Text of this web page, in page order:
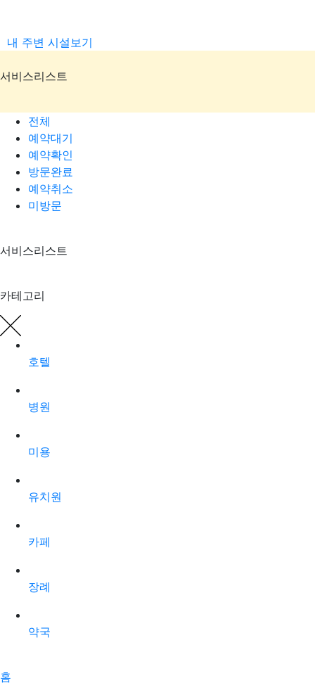
내 주변 시설보기
서비스리스트
전체
예약대기
예약확인
방문완료
예약취소
미방문
서비스리스트
카테고리
호텔
병원
미용
유치원
카페
장례
약국
홈